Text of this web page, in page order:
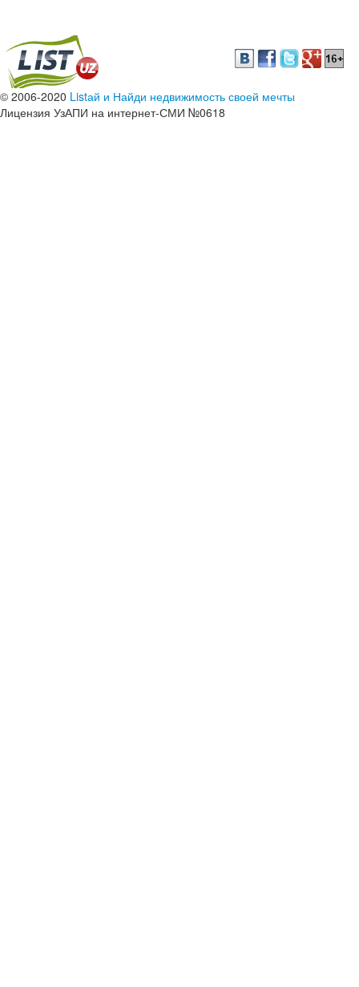
© 2006-2020 Listай и Найди недвижимость своей мечты
Лицензия УзАПИ на интернет-СМИ №0618